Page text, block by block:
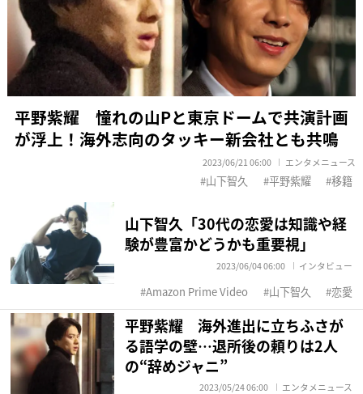
平野紫耀 憧れの山Pと東京ドームで共演計画
が浮上！海外志向のタッキー新会社とも共鳴
2023/06/21 06:00 エンタメニュース
山下智久 平野紫耀 移籍
山下智久「30代の恋愛は知識や経
験が豊富かどうかも重要視」
2023/06/04 06:00 インタビュー
Amazon Prime Video 山下智久 恋愛
平野紫耀 海外進出に立ちふさが
る語学の壁…退所後の頼りは2人
の“辞めジャニ”
2023/05/24 06:00 エンタメニュース